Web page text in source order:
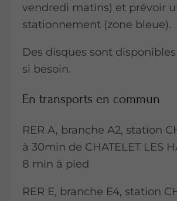
vendredi matins) et prévoir
stationnement (zone bleue).
Des disques sont
si besoin.
En transports en commun
RER A, branche A2, station
à 30min de CHATELET LES
8 min à pied
RER E, branche E4, station